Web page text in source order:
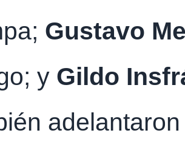
Gustavo
y Gildo